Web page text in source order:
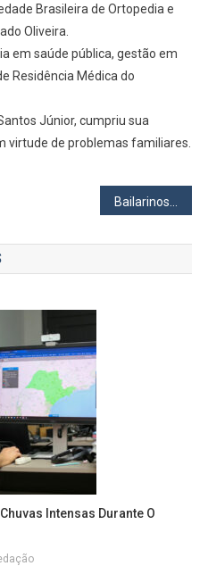
O
Secretário
Brasileira de Ortopedia e
Oliveira.
em saúde pública, gestão em
Residência Médica do
Júnior, cumpriu sua
virtude de problemas familiares.
Intensas Durante O